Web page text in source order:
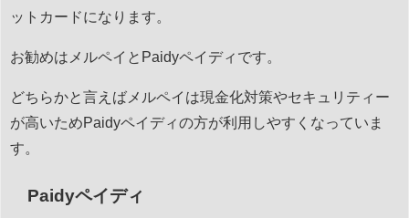
ットカードになります。
お勧めはメルペイとPaidyペイディです。
どちらかと言えばメルペイは現金化対策やセキュリティー
が高いためPaidyペイディの方が利用しやすくなっていま
す。
Paidyペイディ